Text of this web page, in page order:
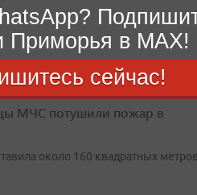
МЧС потушили пожар в
около 160 квадратных метров
Приморья в MAX!
сейчас!